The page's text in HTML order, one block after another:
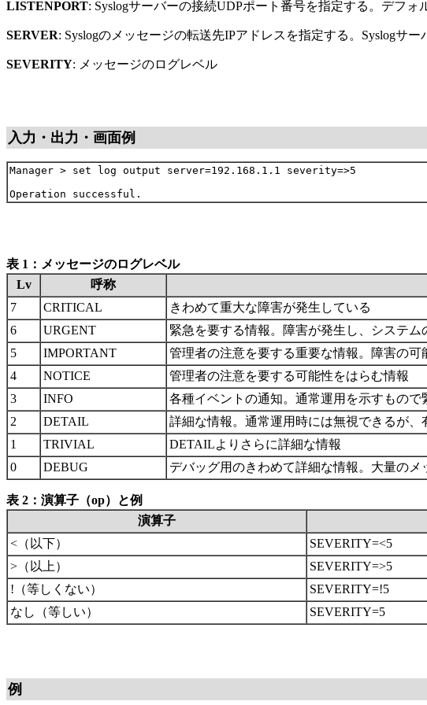
LISTENPORT: Syslogサーバーの接続UDPポート番号を指定する。デフォ
SERVER: Syslogのメッセージの転送先IPアドレスを指定する。Syslogサ
SEVERITY: メッセージのログレベル
入力・出力・画面例
Manager > set log output server=192.168.1.1 severity=>5
表 1：メッセージのログレベル
Lv
呼称
7
CRITICAL
きわめて重大な障害が発生している
6
URGENT
緊急を要する情報。障害が発生し、システ
5
IMPORTANT
管理者の注意を要する重要な情報。障害の可
4
NOTICE
管理者の注意を要する可能性をはらむ情報
3
INFO
各種イベントの通知。通常運用を示すもので
2
DETAIL
詳細な情報。通常運用時には無視できるが、
1
TRIVIAL
DETAILよりさらに詳細な情報
0
DEBUG デバッグ用のきわめて詳細な情報。大量のメ
表 2：演算子（op）と例
演算子
<（以下）
SEVERITY=<5
>（以上）
SEVERITY=>5
!（等しくない）
SEVERITY=!5
なし（等しい）
SEVERITY=5
例